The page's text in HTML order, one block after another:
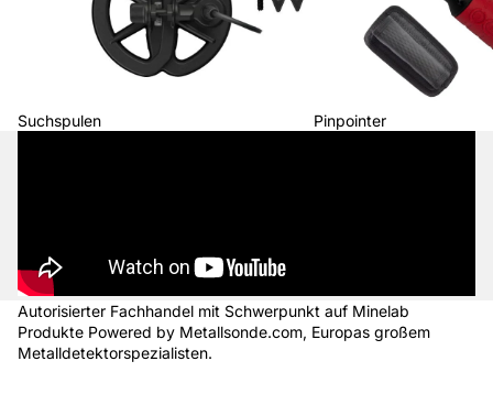
Suchspulen Pinpointer
Autorisierter Fachhandel mit Schwerpunkt auf Minelab
Produkte Powered by Metallsonde.com, Europas großem
Metalldetektorspezialisten.